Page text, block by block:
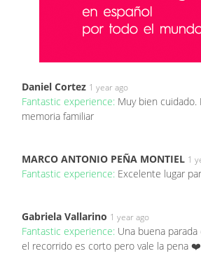
Daniel Cortez 1 year ago
Fantastic experience: Muy bien
memoria familiar
MARCO ANTONIO PEÑA MONTIEL 1
Fantastic experience: Excelente lugar
Gabriela Vallarino 1 year ago
Fantastic experience: Una buena
el recorrido es corto pero vale la pena